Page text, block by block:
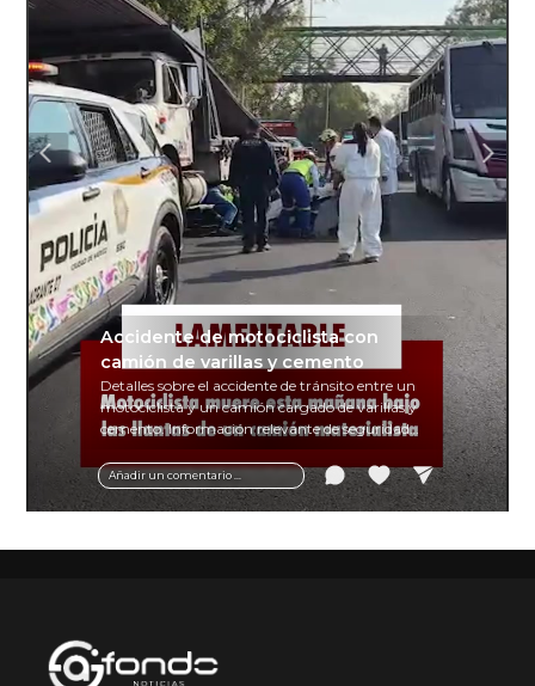
Añadir un comentario ...
Accidente de motociclista con
camión de varillas y cemento
Detalles sobre el accidente de tránsito entre un
motociclista y un camión cargado de varillas y
cemento. Información relevante de seguridad
vial y recomendaciones para motociclistas.